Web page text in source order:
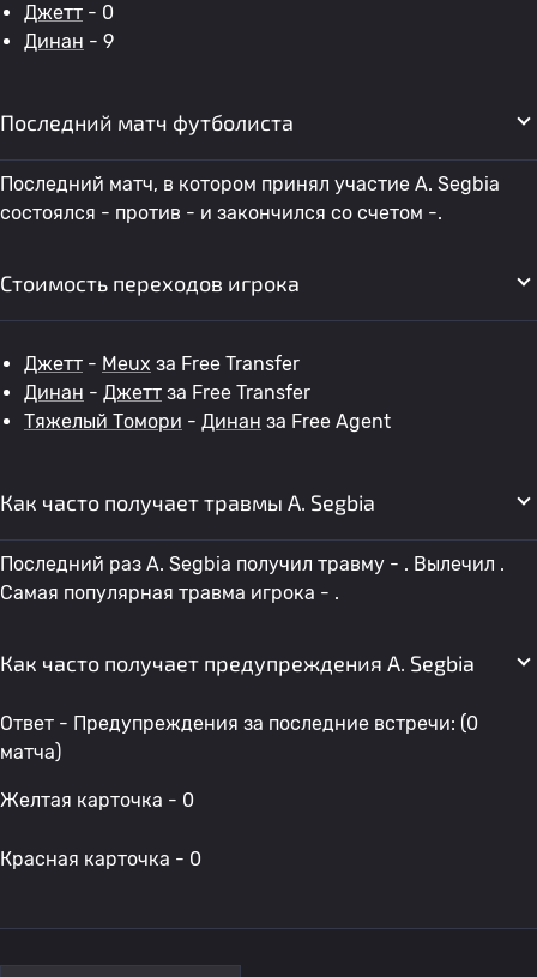
Джетт - 0
Динан - 9
Последний матч футболиста
Последний матч, в котором принял участие A. Segbia
состоялся - против - и закончился со счетом -.
Стоимость переходов игрока
Джетт - Meux за Free Transfer
Динан - Джетт за Free Transfer
Тяжелый Томори - Динан за Free Agent
Как часто получает травмы A. Segbia
Последний раз A. Segbia получил травму - . Вылечил .
Самая популярная травма игрока - .
Как часто получает предупреждения A. Segbia
Ответ - Предупреждения за последние встречи: (0
матча)
Желтая карточка - 0
Красная карточка - 0